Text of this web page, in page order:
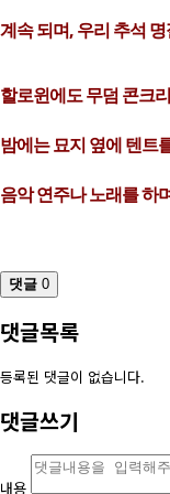
계속 되며,우리 추석
할로윈에도무덤 콘크
밤에는 묘지 옆에 텐트
음악 연주나노래를 하
댓글 0
댓글목록
등록된 댓글이 없습니다.
댓글쓰기
내용